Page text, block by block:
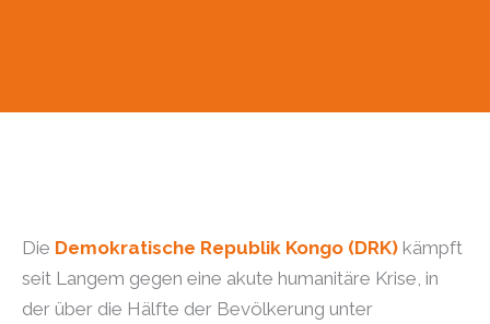
Die Demokratische Republik Kongo (DRK) kämpft
seit Langem gegen eine akute humanitäre Krise, in
der über die Hälfte der Bevölkerung unter